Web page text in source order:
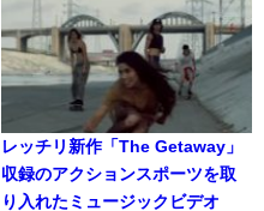
レッチリ新作「The Getaway」
収録のアクションスポーツを取
り入れたミュージックビデオ